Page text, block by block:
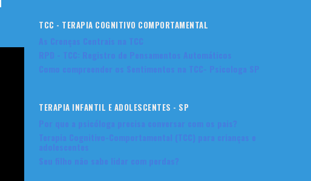
TCC - TERAPIA COGNITIVO COMPORTAMENTAL
As Crenças Centrais na TCC
RPD - TCC: Registro de Pensamentos Automáticos
Como compreender os Sentimentos na TCC- Psicologa SP
TERAPIA INFANTIL E ADOLESCENTES - SP
Por que a psicóloga precisa conversar com os pais?
Terapia Cognitivo-Comportamental (TCC) para crianças e
adolescentes
Seu filho não sabe lidar com perdas?